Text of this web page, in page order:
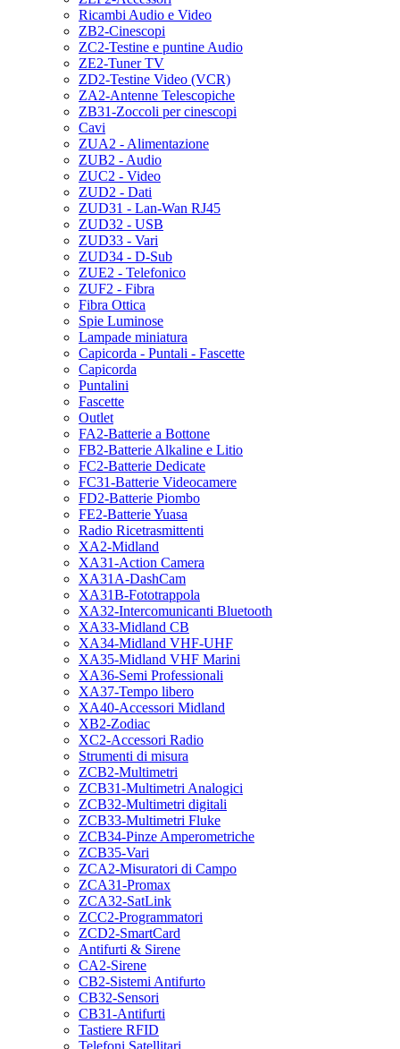
Ricambi Audio e Video
ZB2-Cinescopi
ZC2-Testine e puntine Audio
ZE2-Tuner TV
ZD2-Testine Video (VCR)
ZA2-Antenne Telescopiche
ZB31-Zoccoli per cinescopi
Cavi
ZUA2 - Alimentazione
ZUB2 - Audio
ZUC2 - Video
ZUD2 - Dati
ZUD31 - Lan-Wan RJ45
ZUD32 - USB
ZUD33 - Vari
ZUD34 - D-Sub
ZUE2 - Telefonico
ZUF2 - Fibra
Fibra Ottica
Spie Luminose
Lampade miniatura
Capicorda - Puntali - Fascette
Capicorda
Puntalini
Fascette
Outlet
FA2-Batterie a Bottone
FB2-Batterie Alkaline e Litio
FC2-Batterie Dedicate
FC31-Batterie Videocamere
FD2-Batterie Piombo
FE2-Batterie Yuasa
Radio Ricetrasmittenti
XA2-Midland
XA31-Action Camera
XA31A-DashCam
XA31B-Fototrappola
XA32-Intercomunicanti Bluetooth
XA33-Midland CB
XA34-Midland VHF-UHF
XA35-Midland VHF Marini
XA36-Semi Professionali
XA37-Tempo libero
XA40-Accessori Midland
XB2-Zodiac
XC2-Accessori Radio
Strumenti di misura
ZCB2-Multimetri
ZCB31-Multimetri Analogici
ZCB32-Multimetri digitali
ZCB33-Multimetri Fluke
ZCB34-Pinze Amperometriche
ZCB35-Vari
ZCA2-Misuratori di Campo
ZCA31-Promax
ZCA32-SatLink
ZCC2-Programmatori
ZCD2-SmartCard
Antifurti & Sirene
CA2-Sirene
CB2-Sistemi Antifurto
CB32-Sensori
CB31-Antifurti
Tastiere RFID
Telefoni Satellitari